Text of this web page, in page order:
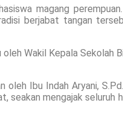
magang
berjabat tangan
Wakil Kepala Sekolah
Ibu Indah Aryani,
mengajak seluruh